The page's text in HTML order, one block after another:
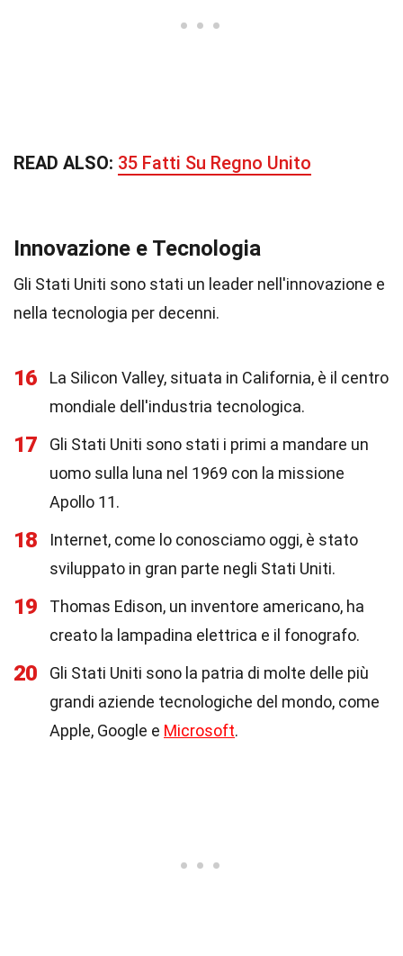
READ ALSO: 35 Fatti Su Regno Unito
Innovazione e Tecnologia
Gli Stati Uniti sono stati un leader nell'innovazione e
nella tecnologia per decenni.
16
La Silicon Valley, situata in California, è il centro
mondiale dell'industria tecnologica.
17
Gli Stati Uniti sono stati i primi a mandare un
uomo sulla luna nel 1969 con la missione
Apollo 11.
18
Internet, come lo conosciamo oggi, è stato
sviluppato in gran parte negli Stati Uniti.
19
Thomas Edison, un inventore americano, ha
creato la lampadina elettrica e il fonografo.
20
Gli Stati Uniti sono la patria di molte delle più
grandi aziende tecnologiche del mondo, come
Apple, Google e Microsoft.